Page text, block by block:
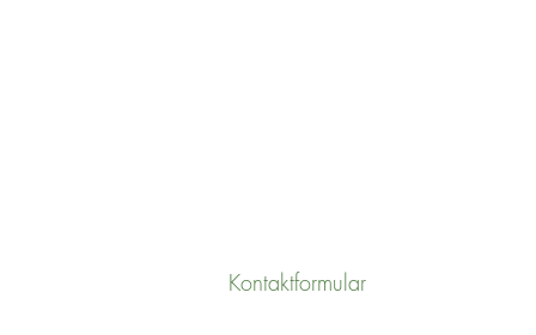
Kontaktformular